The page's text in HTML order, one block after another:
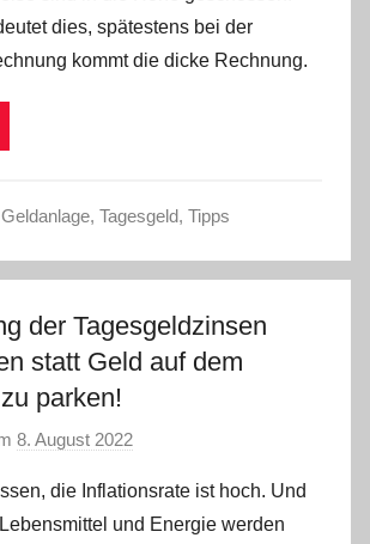
a
d
dies, spätestens bei der
kommt die dicke Rechnung.
Geldanlage, Tagesgeld, Tipps
der Tagesgeldzinsen
statt Geld auf dem
parken!
8. August 2022
n
a
die Inflationsrate ist hoch. Und
und Energie werden